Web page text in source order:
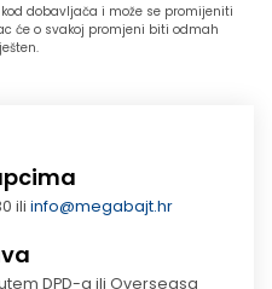
dobavljača i može se promijeniti
će o svakoj promjeni biti odmah
iliinfo@megabajt.hr
DPD-a ili Overseasa